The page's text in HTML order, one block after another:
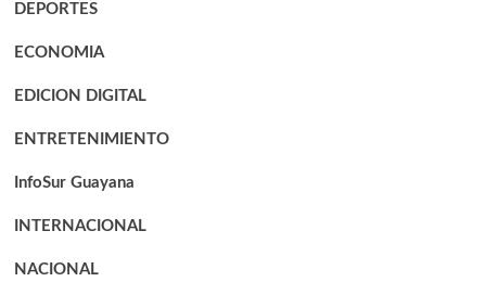
DEPORTES
ECONOMIA
EDICION DIGITAL
ENTRETENIMIENTO
InfoSur Guayana
INTERNACIONAL
NACIONAL